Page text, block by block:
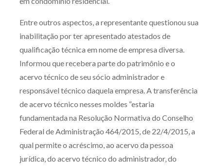
Capacitação
Zênite in Company
Diferenciais
Entre outros aspectos, a representante questionou sua
inabilitação por ter apresentado atestados de
qualificação técnica em nome de empresa diversa.
Informou que recebera parte do patrimônio e o
acervo técnico de seu sócio administrador e
responsável técnico daquela empresa. A transferência
de acervo técnico nesses moldes “estaria
fundamentada na Resolução Normativa do Conselho
Federal de Administração 464/2015, de 22/4/2015, a
qual permite o acréscimo, ao acervo da pessoa
jurídica, do acervo técnico do administrador, do